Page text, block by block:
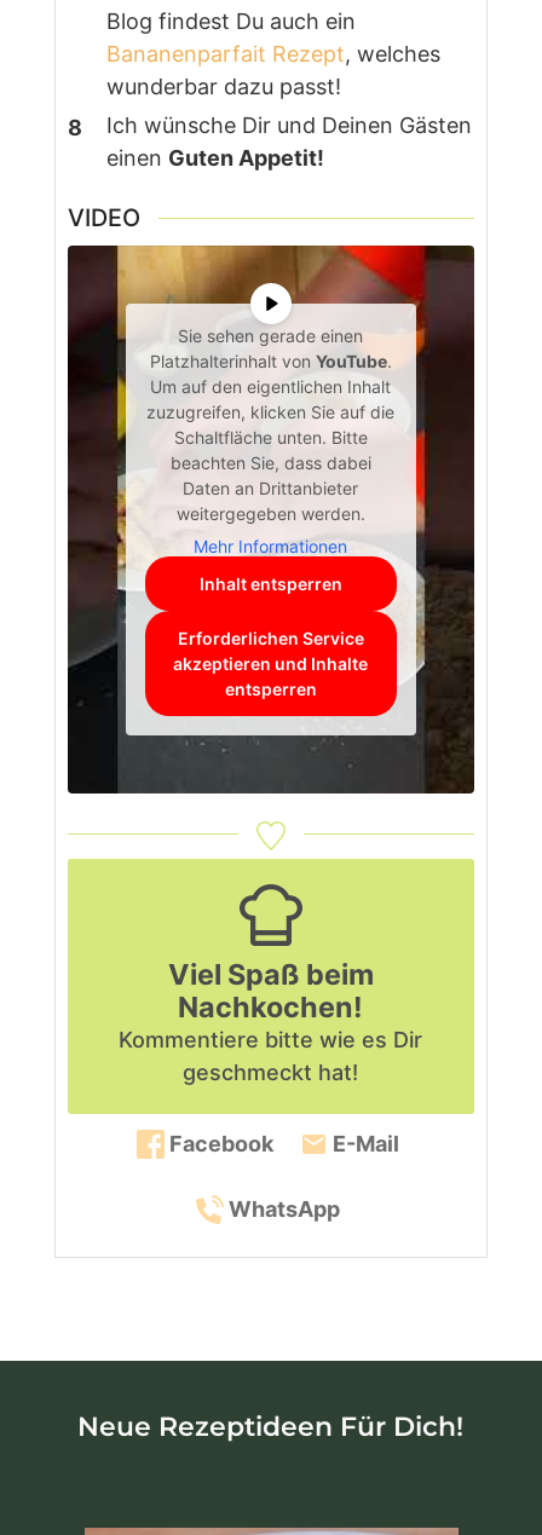
Blog findest Du auch ein
Bananenparfait Rezept, welches
wunderbar dazu passt!
Ich wünsche Dir und Deinen Gästen
einen Guten Appetit!
VIDEO
Sie sehen gerade einen
Platzhalterinhalt von YouTube.
Um auf den eigentlichen Inhalt
zuzugreifen, klicken Sie auf die
Schaltfläche unten. Bitte
beachten Sie, dass dabei
Daten an Drittanbieter
weitergegeben werden.
Mehr Informationen
Inhalt entsperren
Erforderlichen Service
akzeptieren und Inhalte
entsperren
Viel Spaß beim
Nachkochen!
Kommentiere bitte wie es Dir
geschmeckt hat!
Facebook E-Mail
WhatsApp
Neue Rezeptideen Für Dich!